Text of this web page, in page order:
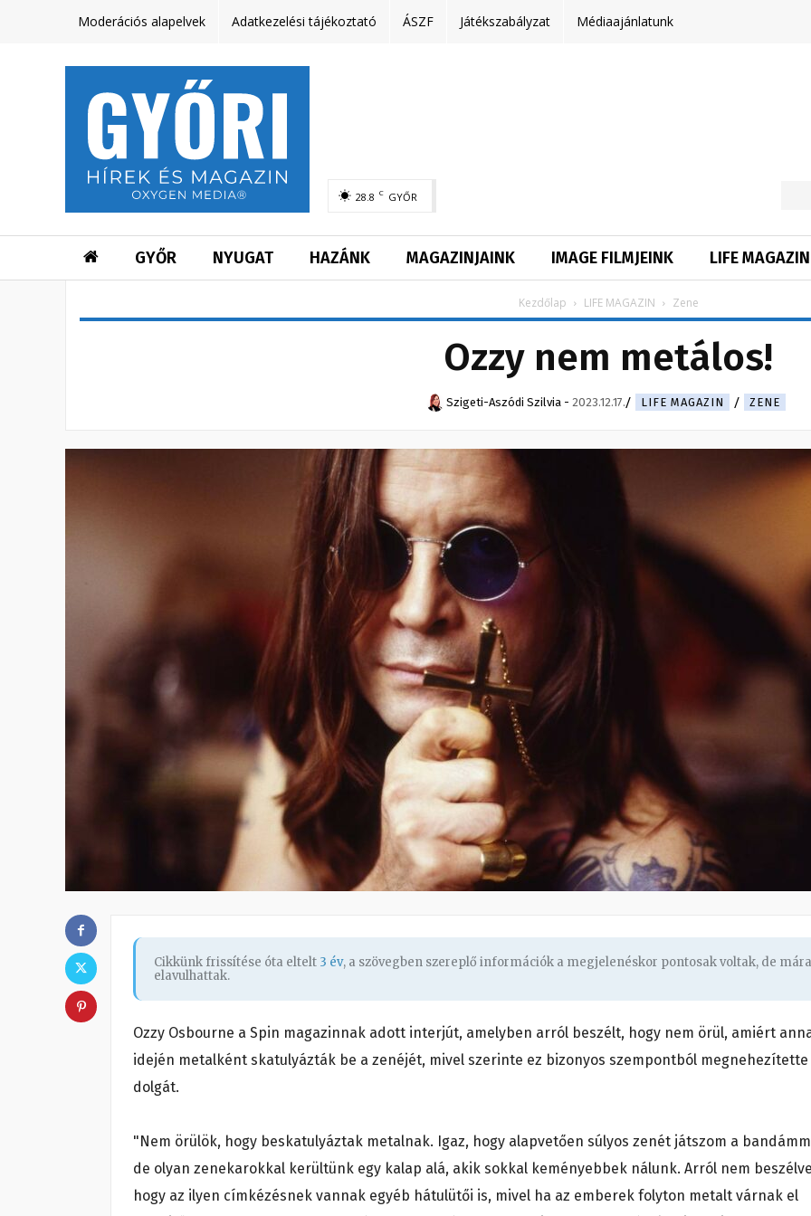
Moderációs alapelvek Adatkezelési tájékoztató ÁSZF Játékszabályzat Médiaajánlatunk
28.8 C GYŐR
GYŐR NYUGAT HAZÁNK MAGAZINJAINK IMAGE FILMJEINK LIFE MAGAZIN
Kezdőlap LIFE MAGAZIN Zene
Ozzy nem metálos!
Szigeti-Aszódi Szilvia - 2023.12.17. LIFE MAGAZIN ZENE
Cikkünk frissítése óta eltelt 3 év, a szövegben szereplő információk a megjelenéskor pontosak voltak, de mára
elavulhattak.
Ozzy Osbourne a Spin magazinnak adott interjút, amelyben arról beszélt, hogy nem örül, amiért
idején metalként skatulyázták be a zenéjét, mivel szerinte ez bizonyos szempontból megnehezítette
dolgát.
"Nem örülök, hogy beskatulyáztak metalnak. Igaz, hogy alapvetően súlyos zenét játszom a
de olyan zenekarokkal kerültünk egy kalap alá, akik sokkal keményebbek nálunk. Arról nem
hogy az ilyen címkézésnek vannak egyéb hátulütői is, mivel ha az emberek folyton metalt várnak el